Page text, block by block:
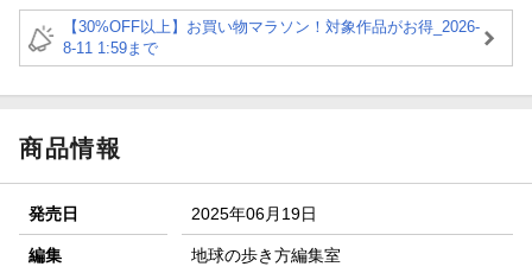
【30%OFF以上】お買い物マラソン！対象作品がお得_2026-
8-11 1:59まで
商品情報
発売日 2025年06月19日
編集 地球の歩き方編集室